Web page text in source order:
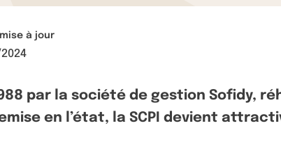
à jour
par la société de gestion Sofidy,
en l’état, la SCPI devient